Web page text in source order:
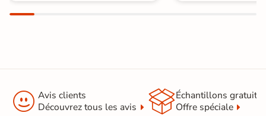
 Avis clients
Découvrez tous les avis
Échantillons gratuit
Offre spéciale